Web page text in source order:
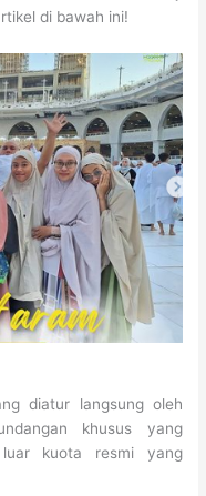
di bawah ini!
diatur langsung oleh
khusus yang
kuota resmi yang